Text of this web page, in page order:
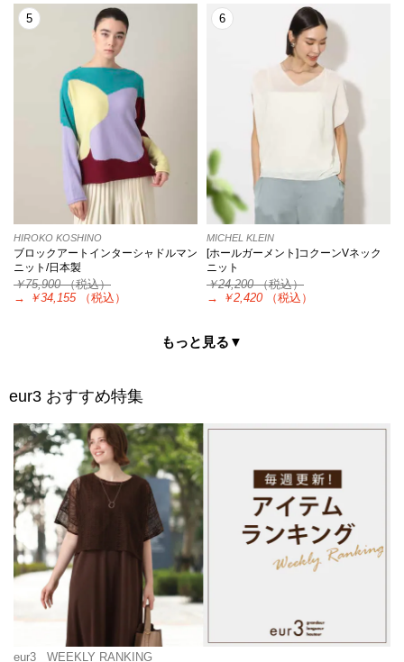
5
HIROKO KOSHINO
ブロックアートインターシャドルマン
ニット/日本製
￥75,900（税込）
→
￥34,155 （税込）
6
MICHEL KLEIN
[ホールガーメント]コクーンVネック
ニット
￥24,200（税込）
→
￥2,420 （税込）
もっと見る▼
eur3 おすすめ特集
eur3 WEEKLY RANKING